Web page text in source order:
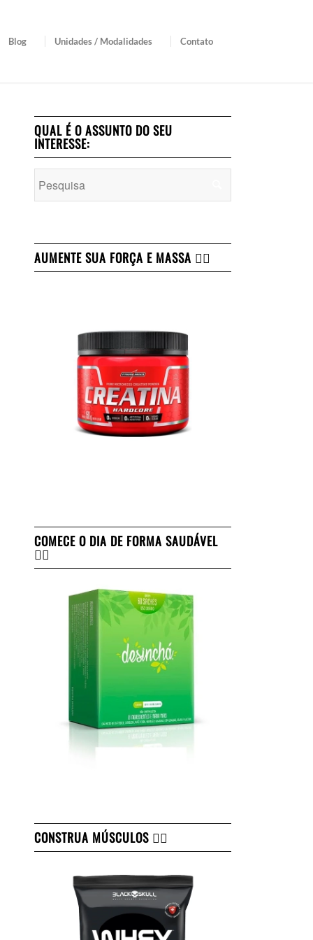
Blog Unidades / Modalidades Contato
QUAL É O ASSUNTO DO SEU
INTERESSE:
AUMENTE SUA FORÇA E MASSA 👇🏻
COMECE O DIA DE FORMA SAUDÁVEL
👇🏻
CONSTRUA MÚSCULOS 👇🏻